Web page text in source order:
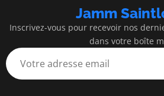
Jamm
Inscrivez-vous pour recevoir nos
dans votre boîte